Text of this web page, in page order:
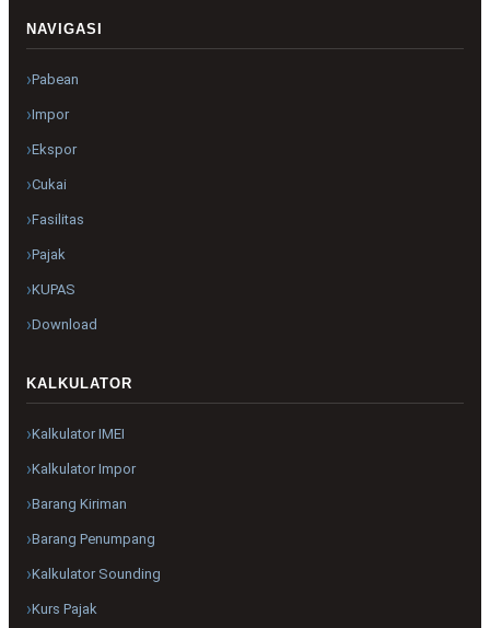
NAVIGASI
Pabean
Impor
Ekspor
Cukai
Fasilitas
Pajak
KUPAS
Download
KALKULATOR
Kalkulator IMEI
Kalkulator Impor
Barang Kiriman
Barang Penumpang
Kalkulator Sounding
Kurs Pajak